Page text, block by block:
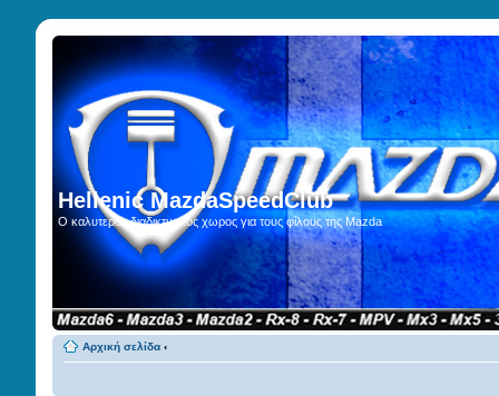
Hellenic MazdaSpeedClub
Ο καλυτερος διαδικτυακος χωρος για τους φίλους της Mazda
Αρχική σελίδα ‹